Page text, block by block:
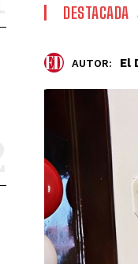
DESTACADA
AUTOR: El